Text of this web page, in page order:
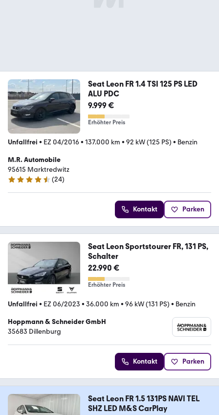
Seat Leon FR 1.4 TSI 125 PS LED
ALU PDC
9.999 €
Erhöhter Preis
Unfallfrei • EZ 04/2016• 137.000 km • 92 kW (125 PS) • Benzin
M.R. Automobile
95615 Marktredwitz
4.7 Sterne
(24)
Kontakt Parken
Seat Leon Sportstourer FR, 131 PS,
Schalter
22.990 €
Erhöhter Preis
Unfallfrei • EZ 06/2023 • 36.000 km • 96 kW (131 PS) • Benzin
Hoppmann & Schneider GmbH
35683 Dillenburg
Kontakt Parken
Seat Leon FR 1.5 131PS NAVI TEL
SHZ LED M&S CarPlay